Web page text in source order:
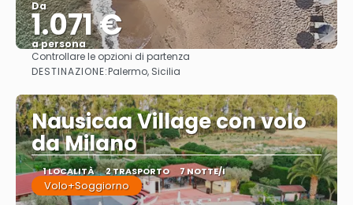
Da
1.071 €
a persona
Vedere
Controllare le opzioni di partenza
DESTINAZIONE:Palermo, Sicilia
Nausicaa Village con volo
da Milano
1 LOCALITÀ 2 TRASPORTO 7 NOTTE/I
Volo+Soggiorno